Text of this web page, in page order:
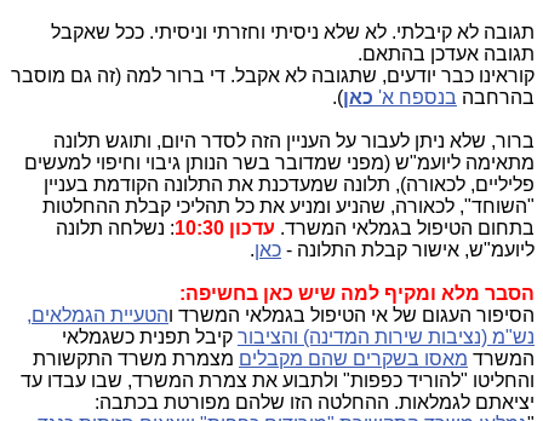
תגובה לא קיבלתי. לא שלא ניסיתי וחזרתי וניסיתי. ככל שאקבל
תגובה אעדכן בהתאם.
קוראינו כבר יודעים, שתגובה לא אקבל. די ברור למה (זה גם מוסבר
בהרחבה בנספח א' כאן).
ברור, שלא ניתן לעבור על העניין הזה לסדר היום, ותוגש תלונה
מתאימה ליועמ"ש (מפני שמדובר בשר הנותן גיבוי וחיפוי למעשים
פליליים, לכאורה), תלונה שמעדכנת את התלונה הקודמת בעניין
"השוחד", לכאורה, שהניע ומניע את כל תהליכי קבלת ההחלטות
בתחום הטיפול בגמלאי המשרד. עדכון 10:30
: נשלחה תלונה
ליועמ"ש, אישור קבלת התלונה - כאן.
הסבר מלא ומקיף למה שיש כאן בחשיפה:
הסיפור העגום של אי הטיפול בגמלאי המשרד והטעיית הגמלאים,
נש"מ (נציבות שירות המדינה) והציבור קיבל תפנית כשגמלאי
המשרד מאסו בשקרים שהם מקבלים מצמרת משרד התקשורת
והחליטו "להוריד כפפות" ולתבוע את צמרת המשרד, שבו עבדו עד
יציאתם לגמלאות. ההחלטה הזו שלהם מפורטת בכתבה: